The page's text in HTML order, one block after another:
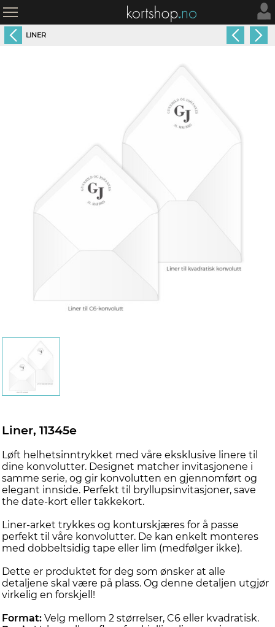
LINER
Liner, 11345e
Løft helhetsinntrykket med våre eksklusive linere til
dine konvolutter. Designet matcher invitasjonene i
samme serie, og gir konvolutten en gjennomført og
elegant innside. Perfekt til bryllupsinvitasjoner, save
the date-kort eller takkekort.
Liner-arket trykkes og konturskjæres for å passe
perfekt til våre konvolutter. De kan enkelt monteres
med dobbeltsidig tape eller lim (medfølger ikke).
Dette er produktet for deg som ønsker at alle
detaljene skal være på plass. Og denne detaljen utgjør
virkelig en forskjell!
Format: Velg mellom 2 størrelser, C6 eller kvadratisk.